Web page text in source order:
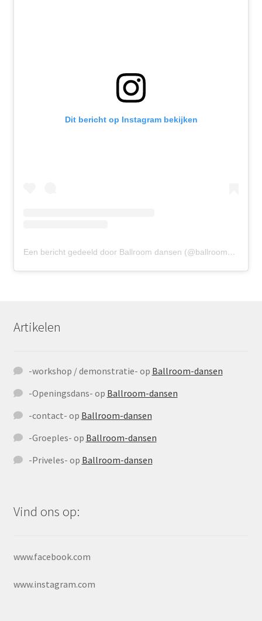
Dit bericht op Instagram bekijken
Een bericht gedeeld door Ballroom dansen (@ballroomdansen)
Artikelen
-workshop / demonstratie- op Ballroom-dansen
-Openingsdans- op Ballroom-dansen
-contact- op Ballroom-dansen
-Groeples- op Ballroom-dansen
-Priveles- op Ballroom-dansen
Vind ons op:
www.facebook.com
www.instagram.com